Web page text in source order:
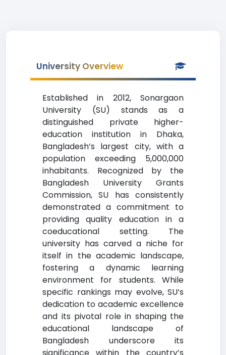
University Overview
Established in 2012, Sonargaon
University (SU) stands as a
distinguished private higher-
education institution in Dhaka,
Bangladesh’s largest city, with a
population exceeding 5,000,000
inhabitants. Recognized by the
Bangladesh University Grants
Commission, SU has consistently
demonstrated a commitment to
providing quality education in a
coeducational setting. The
university has carved a niche for
itself in the academic landscape,
fostering a dynamic learning
environment for students. While
specific rankings may evolve, SU’s
dedication to academic excellence
and its pivotal role in shaping the
educational landscape of
Bangladesh underscore its